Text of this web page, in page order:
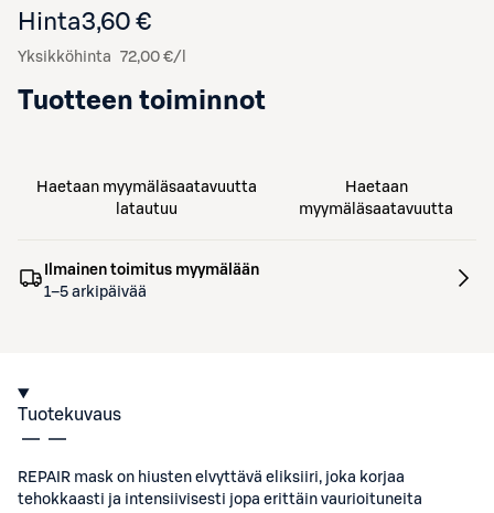
Hinta3,60 €
Yksikköhinta 72,00 €/l
Tuotteen toiminnot
Haetaan myymäläsaatavuutta
latautuu
Haetaan
myymäläsaatavuutta
Ilmainen toimitus myymälään
1–5 arkipäivää
Tuotekuvaus
REPAIR mask on hiusten elvyttävä eliksiiri, joka korjaa
tehokkaasti ja intensiivisesti jopa erittäin vaurioituneita